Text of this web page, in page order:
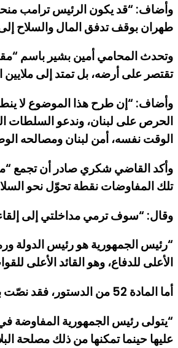
وأضاف: “قد يكون الرئيس ترامب
طهران بوقف تدفق المال والسلاح إلى
وتحدث المحامي أمين بشير باسم
تقتصر على أرضه، بل تمتد إلى ملايين
وأضاف: “إن طرح هذا الموضوع لا
الحرص على لبنان، وندعو السلطات
الوقت نفسه، أمن لبنان ومصالحه
وأكد القاضي شكري صادر أن تجمع
تلك المفاوضات نقطة تحوّل نحو
وقال: “سوف ترمي مداخلتي إلى إلقاء الضوء على
“رئيس الجمهورية هو رئيس الدولة
الأعلى للدفاع، وهو القائد الأعلى
أما المادة 52 من الدستور، فقد نصّت بصراحة على ما يلي:
“يتولى رئيس الجمهورية المفاوضة
عليها حينما تمكنها من ذلك مصلحة